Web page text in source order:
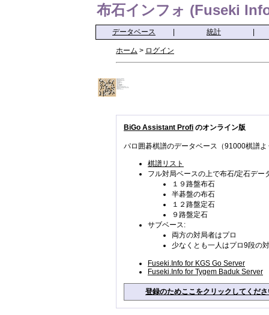
布石インフォ (Fuseki
データベース 統計
ホーム > ログイン
BiGo Assistant Profi のオンライン版
パロ囲碁棋譜のデータベース（91000棋譜よ
棋譜リスト
フル対局ベースの上で布石/定石デー
１９路盤布石
半碁盤の布石
１２路盤定石
９路盤定石
サブベース:
両方の対局者はプロ
少なくとも一人はプロ9段の
Fuseki.Info for KGS Go Server
Fuseki.Info for Tygem Baduk Server
登録のためここをクリックしてくだ